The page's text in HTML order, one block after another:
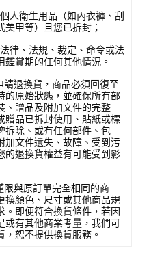
人衛生用品（如內衣褲、刮
美甲等）且您已拆封；
律、法規、裁定、命令或法
鑑賞期的任何其他情況。
請退換貨，商品必須回復至
的原始狀態，並確保所有部
、贈品及附加文件的完整
贈品已拆封使用、貼紙或標
拆除、或有任何部件、包
加文件遺失、故障、受到污
的退換貨權益有可能受到影
限與原訂單完全相同的商
換顏色、尺寸或其他商品規
。即便符合換貨條件，若因
或有其他商業考量，我們可
，恕不提供換貨服務。